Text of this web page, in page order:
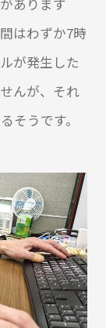
あります
はわずか7時
が発生した
んが、それ
そうです。